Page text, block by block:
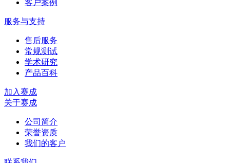
客户案例
服务与支持
售后服务
常规测试
学术研究
产品百科
加入赛成
关于赛成
公司简介
荣誉资质
我们的客户